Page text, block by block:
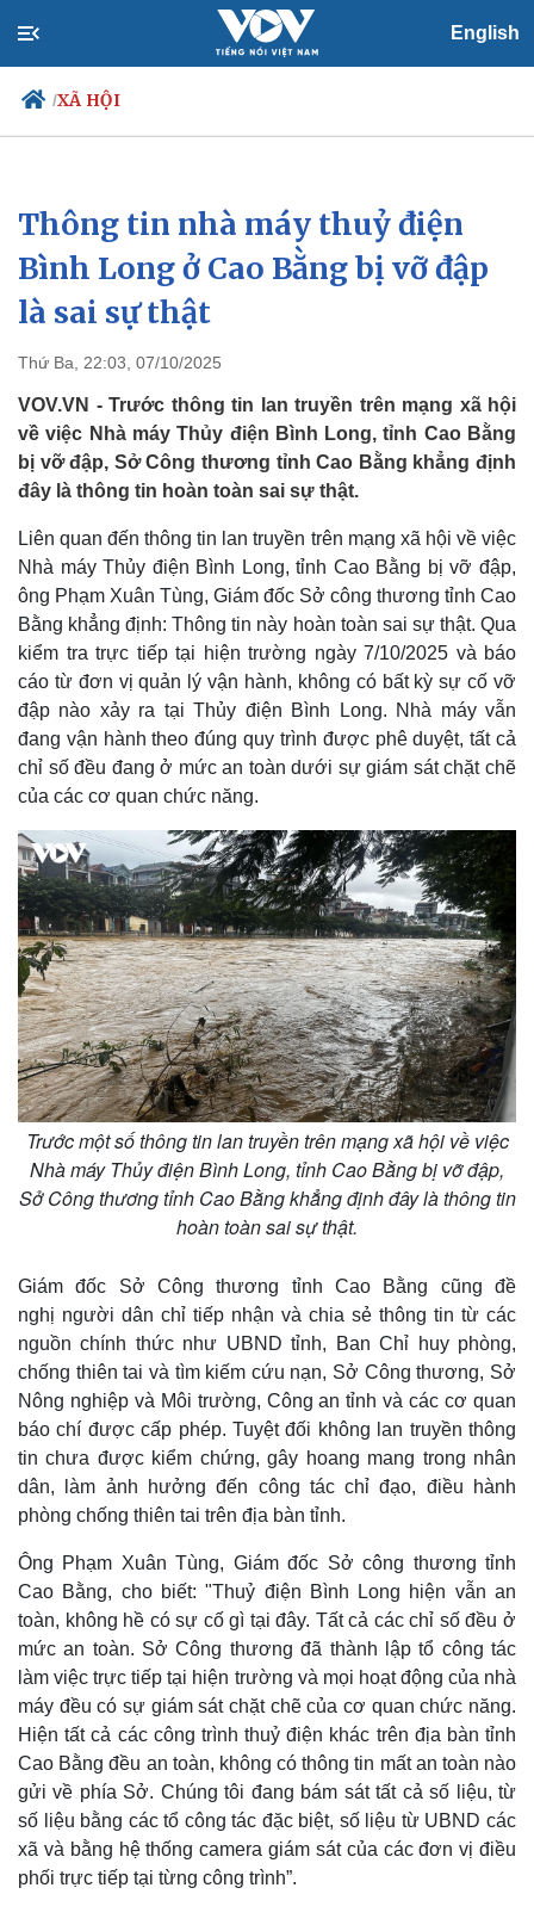
English
/XÃ HỘI
Chính trị
Đảng
Tổ chức nhân sự
Quốc hội
Nhận diện sự thật
Xã hội
Tin 24h
Dự báo thời tiết
Thông tin nhà máy thuỷ điện
Bình Long ở Cao Bằng bị vỡ đập
là sai sự thật
Thứ Ba, 22:03, 07/10/2025
VOV.VN - Trước thông tin lan truyền trên mạng xã hội
về việc Nhà máy Thủy điện Bình Long, tỉnh Cao Bằng
bị vỡ đập, Sở Công thương tỉnh Cao Bằng khẳng định
đây là thông tin hoàn toàn sai sự thật.
Liên quan đến thông tin lan truyền trên mạng xã hội về việc
Nhà máy Thủy điện Bình Long, tỉnh Cao Bằng bị vỡ đập,
ông Phạm Xuân Tùng, Giám đốc Sở công thương tỉnh Cao
Bằng khẳng định: Thông tin này hoàn toàn sai sự thật. Qua
kiểm tra trực tiếp tại hiện trường ngày 7/10/2025 và báo
cáo từ đơn vị quản lý vận hành, không có bất kỳ sự cố vỡ
đập nào xảy ra tại Thủy điện Bình Long. Nhà máy vẫn
đang vận hành theo đúng quy trình được phê duyệt, tất cả
chỉ số đều đang ở mức an toàn dưới sự giám sát chặt chẽ
của các cơ quan chức năng.
Trước một số thông tin lan truyền trên mạng xã hội về việc
Nhà máy Thủy điện Bình Long, tỉnh Cao Bằng bị vỡ đập,
Sở Công thương tỉnh Cao Bằng khẳng định đây là thông tin
hoàn toàn sai sự thật.
Giám đốc Sở Công thương tỉnh Cao Bằng cũng đề
nghị người dân chỉ tiếp nhận và chia sẻ thông tin từ các
nguồn chính thức như UBND tỉnh, Ban Chỉ huy phòng,
chống thiên tai và tìm kiếm cứu nạn, Sở Công thương, Sở
Nông nghiệp và Môi trường, Công an tỉnh và các cơ quan
báo chí được cấp phép. Tuyệt đối không lan truyền thông
tin chưa được kiểm chứng, gây hoang mang trong nhân
dân, làm ảnh hưởng đến công tác chỉ đạo, điều hành
phòng chống thiên tai trên địa bàn tỉnh.
Ông Phạm Xuân Tùng, Giám đốc Sở công thương tỉnh
Cao Bằng, cho biết: "Thuỷ điện Bình Long hiện vẫn an
toàn, không hề có sự cố gì tại đây. Tất cả các chỉ số đều ở
mức an toàn. Sở Công thương đã thành lập tổ công tác
làm việc trực tiếp tại hiện trường và mọi hoạt động của nhà
máy đều có sự giám sát chặt chẽ của cơ quan chức năng.
Hiện tất cả các công trình thuỷ điện khác trên địa bàn tỉnh
Cao Bằng đều an toàn, không có thông tin mất an toàn nào
gửi về phía Sở. Chúng tôi đang bám sát tất cả số liệu, từ
số liệu bằng các tổ công tác đặc biệt, số liệu từ UBND các
xã và bằng hệ thống camera giám sát của các đơn vị điều
phối trực tiếp tại từng công trình”.